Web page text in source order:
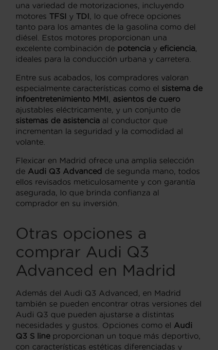
una variedad de motorizaciones, incluyendo
motores TFSI y TDI , lo que ofrece opciones
tanto para los amantes de la gasolina como del
diésel. Estos motores proporcionan una
excelente combinación de potencia y eficiencia
ideales para la conducción urbana y carretera.
Entre sus acabados, los compradores valoran
especialmente características como el sistema de
infoentretenimiento MMI
asientos de cuero
ajustables eléctricamente, y un conjunto de
sistemas de asistencia al conductor que
incrementan la seguridad y la comodidad al
volante.
Flexicar en Madrid ofrece una amplia selección
de Audi Q3 Advanced de segunda mano, todos
ellos revisados meticulosamente y con garantía
asegurada, lo que brinda confianza al
comprador en su inversión.
Otras opciones a
comprar Audi Q3
Advanced en Madrid
Además del Audi Q3 Advanced, en Madrid
también se pueden encontrar otras versiones del
Audi Q3 que pueden ajustarse a distintas
necesidades y gustos. Opciones como el Audi
Q3 S line proporcionan un toque más deportivo,
con características estéticas diferenciadas y